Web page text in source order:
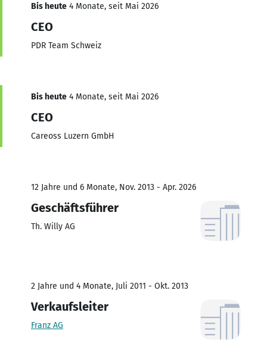
Bis heute 4 Monate, seit Mai 2026
CEO
PDR Team Schweiz
Bis heute 4 Monate, seit Mai 2026
CEO
Careoss Luzern GmbH
12 Jahre und 6 Monate, Nov. 2013 - Apr. 2026
Geschäftsführer
Th. Willy AG
2 Jahre und 4 Monate, Juli 2011 - Okt. 2013
Verkaufsleiter
Franz AG